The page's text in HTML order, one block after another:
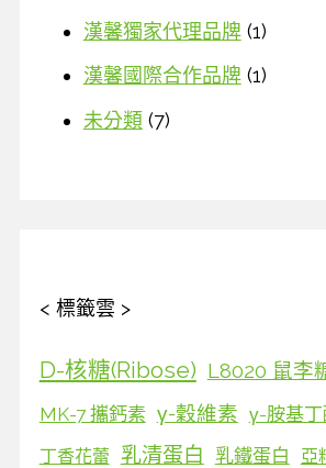
漢馨獨家代理品牌(1)
漢馨國際合作品牌(1)
未分類 (7)
< 標籤雲 >
D-核糖(Ribose) L8020 鼠李
MK-7 攜鈣素 γ-穀維素 γ-胺基
丁香花蕾 乳清蛋白 乳鐵蛋白
亞